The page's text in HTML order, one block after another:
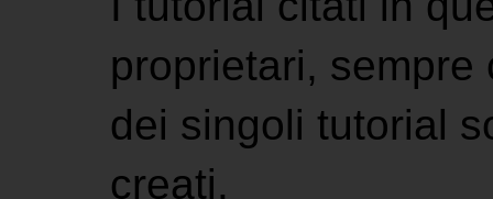
proprietari,
dei singoli tutorial
creati.